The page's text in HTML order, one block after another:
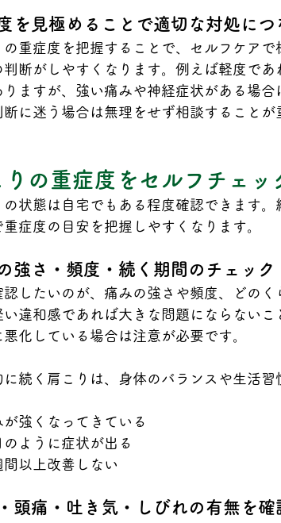
を見極めることで適切な対処につ
の重症度を把握することで、セルフケア
判断がしやすくなります。例えば軽度で
りますが、強い痛みや神経症状がある場
断に迷う場合は無理をせず相談することが
りの重症度をセルフチェッ
の状態は自宅でもある程度確認できます
重症度の目安を把握しやすくなります。
強さ・頻度・続く期間のチェック
認したいのが、痛みの強さや頻度、どの
い違和感であれば大きな問題にならない
化している場合は注意が必要です。
に続く肩こりは、身体のバランスや生活習
が強くなってきている
のように症状が出る
間以上改善しない
頭痛・吐き気・しびれの有無を確